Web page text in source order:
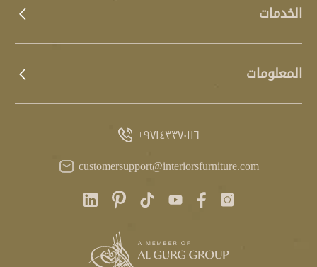
الخدمات
المعلومات
٩٧١٤٣٣٧٠١١٦+
customersupport@interiorsfurniture.com